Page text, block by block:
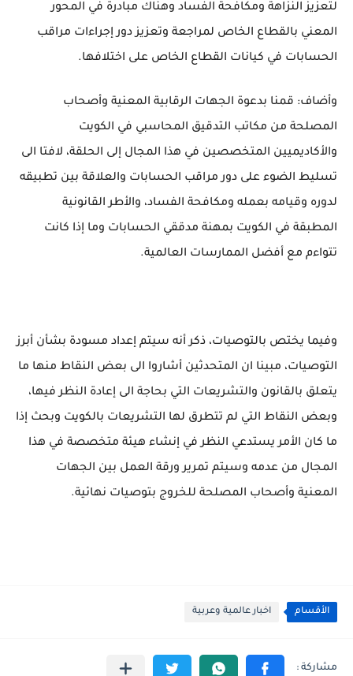
لتعزيز النزاهة ومكافحة الفساد وهناك مبادرة في المحور
المعني بالقطاع الخاص لمراجعة وتعزيز دور إجراءات مراقب
الحسابات في كيانات القطاع الخاص على اختلافها.
وأضاف: قمنا بدعوة الجهات الرقابية المعنية وأصحاب
المصلحة من مكاتب التدقيق المحاسبي في الكويت
والأكاديميين المتخصصين في هذا المجال إلى الحلقة، لافتا الى
تسليط الضوء على دور مراقب الحسابات والعلاقة بين تطبيقه
لدوره وقيامه بعمله ومكافحة الفساد، والأطر القانونية
المطبقة في الكويت بمهنة مدققي الحسابات وما إذا كانت
تتواءم مع أفضل الممارسات العالمية.
وفيما يختص بالتوصيات، ذكر أنه سيتم إعداد مسودة بشأن أبرز
التوصيات، مبينا ان المتحدثين أشاروا الى بعض النقاط منها ما
يتعلق بالقانون والتشريعات التي بحاجة الى إعادة النظر فيها،
وبعض النقاط التي لم تتطرق لها التشريعات بالكويت وبحث إذا
ما كان الأمر يستدعي النظر في إنشاء هيئة متخصصة في هذا
المجال من عدمه وسيتم تمرير ورقة العمل بين الجهات
المعنية وأصحاب المصلحة للخروج بتوصيات نهائية.
الأقسام اخبار عالمية وعربية